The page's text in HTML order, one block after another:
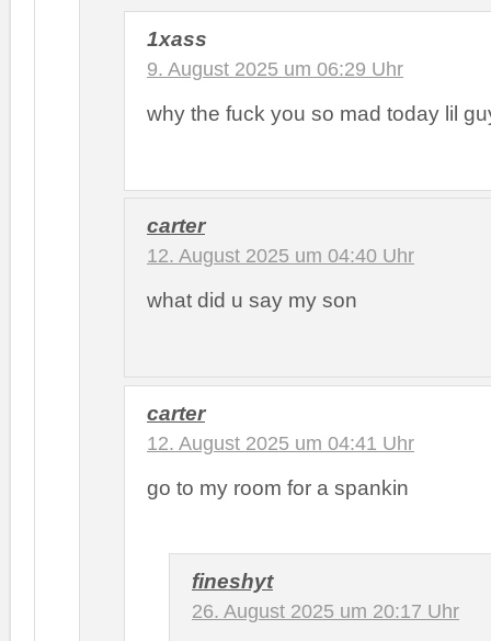
1xass
9. August 2025 um 06:29 Uhr
why the fuck you so mad today lil
carter
12. August 2025 um 04:40 Uhr
what did u say my son
carter
12. August 2025 um 04:41 Uhr
go to my room for a spankin
fineshyt
26. August 2025 um 20:17 Uhr